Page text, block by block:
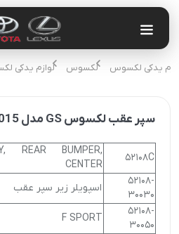
یدکی لکسوس لکسوس لوازم یدکی
سپر عقب لکسوس GS مدل 2015
52108C
REAR BUMPER,
CENTER
52108-
30030
اسپویلر زیر سپر عقب
52108-
30050
F SPORT